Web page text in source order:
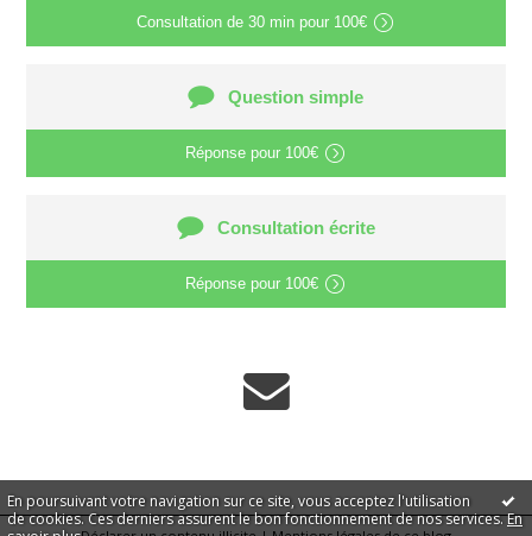
En poursuivant votre navigation sur ce site, vous acceptez l'utilisation
de cookies. Ces derniers assurent le bon fonctionnement de nos services.En
Consultation de 30 min pour 100€
Question simple
Réponse pour 100€
Consultation écrite
Réponse pour 100€